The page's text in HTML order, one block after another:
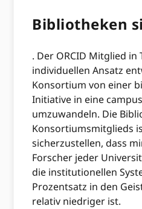
Bibliotheken
. Der ORCID Mitglied in
individuellen Ansatz
Konsortium von einer
Initiative in eine
umzuwandeln. Die
Konsortiumsmitglieds
sicherzustellen, dass
Forscher jeder
die institutionellen
Prozentsatz in den
relativ niedriger ist.